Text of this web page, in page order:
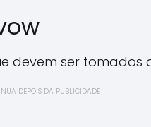
devem ser tomados
DEPOIS DA PUBLICIDADE